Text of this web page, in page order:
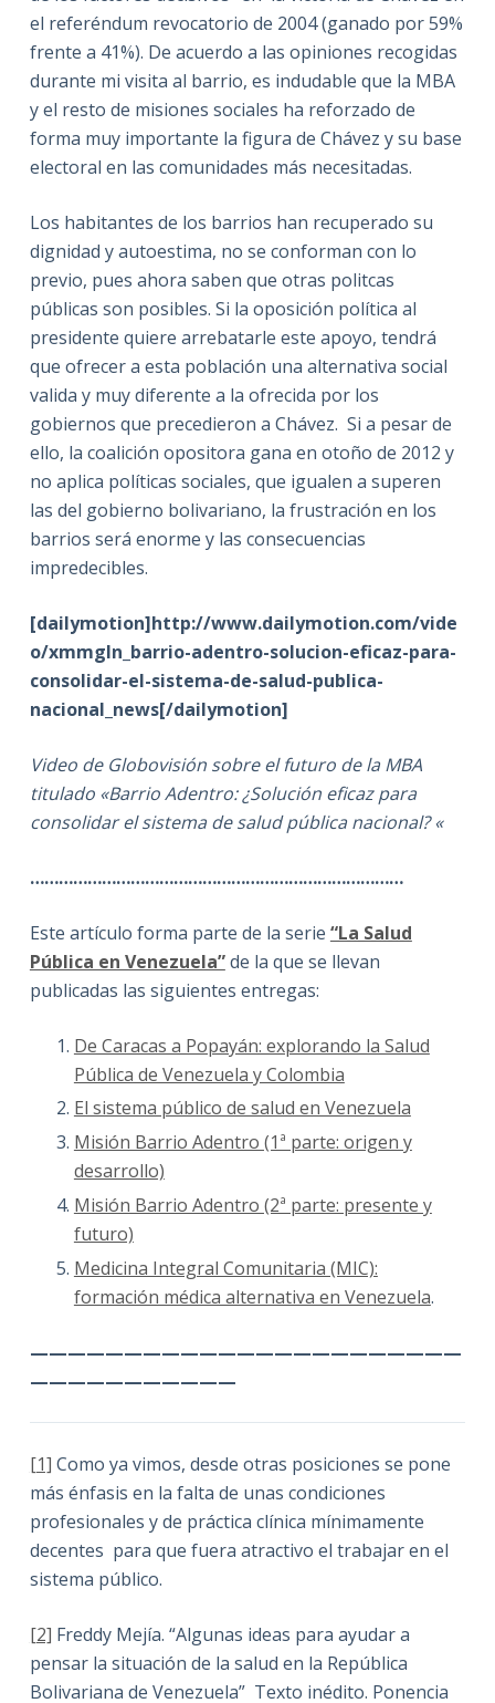
el referéndum revocatorio de 2004 (ganado por 59%
frente a 41%). De acuerdo a las opiniones recogidas
durante mi visita al barrio, es indudable que la MBA
y el resto de misiones sociales ha reforzado de
forma muy importante la figura de Chávez y su base
electoral en las comunidades más necesitadas.
Los habitantes de los barrios han recuperado su
dignidad y autoestima, no se conforman con lo
previo, pues ahora saben que otras politcas
públicas son posibles. Si la oposición política al
presidente quiere arrebatarle este apoyo, tendrá
que ofrecer a esta población una alternativa social
valida y muy diferente a la ofrecida por los
gobiernos que precedieron a Chávez. Si a pesar de
ello, la coalición opositora gana en otoño de 2012 y
no aplica políticas sociales, que igualen a superen
las del gobierno bolivariano, la frustración en los
barrios será enorme y las consecuencias
impredecibles.
[dailymotion]http://www.dailymotion.com/vide
o/xmmgln_barrio-adentro-solucion-eficaz-para-
consolidar-el-sistema-de-salud-publica-
nacional_news[/dailymotion]
Video de Globovisión sobre el futuro de la MBA
titulado «Barrio Adentro: ¿Solución eficaz para
consolidar el sistema de salud pública nacional? «
……………………………………………………………………
Este artículo forma parte de la serie “La Salud
Pública en Venezuela”de la que se llevan
publicadas las siguientes entregas:
De Caracas a Popayán: explorando la Salud
Pública de Venezuela y Colombia
El sistema público de salud en Venezuela
Misión Barrio Adentro (1ª parte: origen y
desarrollo)
Misión Barrio Adentro (2ª parte: presente y
futuro)
Medicina Integral Comunitaria (MIC):
formación médica alternativa en Venezuela.
———————————————————————
———————————
[1] Como ya vimos, desde otras posiciones se pone
más énfasis en la falta de unas condiciones
profesionales y de práctica clínica mínimamente
decentes para que fuera atractivo el trabajar en el
sistema público.
[2] Freddy Mejía. “Algunas ideas para ayudar a
pensar la situación de la salud en la República
Bolivariana de Venezuela” Texto inédito. Ponencia